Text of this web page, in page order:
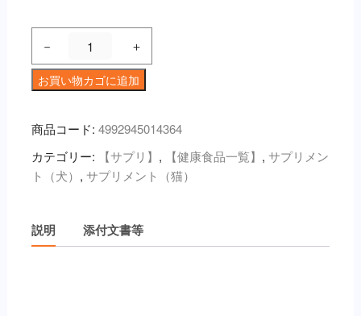
－
ロ
ア
ン
10mg（小
＋
お買い物カゴに追加
商品コード: 4992945014364
カテゴリー:
【サプリ】 , 【健康食品一覧】 , サプリメン
ト（犬） , サプリメント（猫）
説明 添付文書等